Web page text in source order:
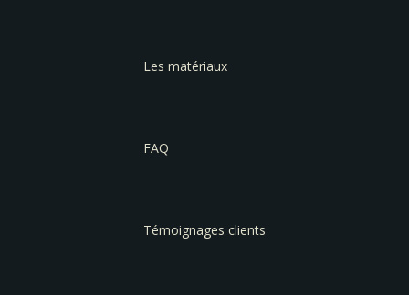
Les matériaux
FAQ
Témoignages clients